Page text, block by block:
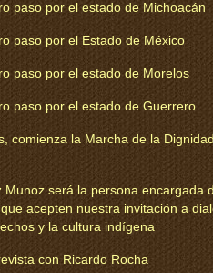
paso por el estado de Michoacán
paso por el Estado de México
paso por el estado de Morelos
paso por el estado de Guerrero
comienza la Marcha de la
Munoz será la persona encargada
acepten nuestra invitación a
y la cultura indígena
con Ricardo Rocha